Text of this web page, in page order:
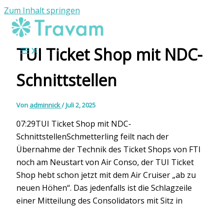
Zum Inhalt springen
TUI Ticket Shop mit NDC-
Schnittstellen
Von adminnick/Juli 2, 2025
07:29TUI Ticket Shop mit NDC-
SchnittstellenSchmetterling feilt nach der
Übernahme der Technik des Ticket Shops von FTI
noch am Neustart von Air Conso, der TUI Ticket
Shop hebt schon jetzt mit dem Air Cruiser „ab zu
neuen Höhen“. Das jedenfalls ist die Schlagzeile
einer Mitteilung des Consolidators mit Sitz in